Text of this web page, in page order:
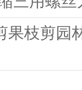
果枝剪园